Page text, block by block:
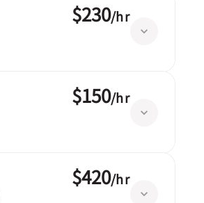
$230/hr
$150/hr
$420/hr